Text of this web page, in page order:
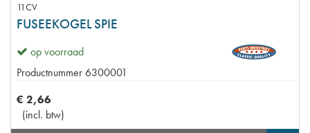
11CV
FUSEEKOGEL SPIE
op voorraad
Productnummer 6300001
€ 2,66
(incl. btw)